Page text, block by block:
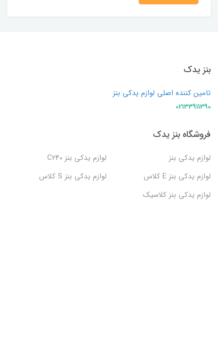
بنز یدک
تامین کننده اصلی لوازم یدکی بنز
02133911390
فروشگاه بنز یدک
لوازم یدکی بنز
لوازم یدکی بنز C240
لوازم یدکی بنز E کلاس
لوازم یدکی بنز S کلاس
لوازم یدکی بنز کلاسیک